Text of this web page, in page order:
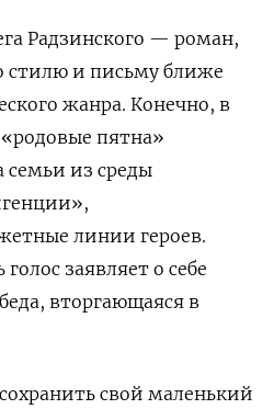
Радзинского — роман,
стилю и письму ближе
жанра. Конечно, в
пятна»
семьи из среды
линии героев.
заявляет о себе
вторгающаяся в
свой маленький